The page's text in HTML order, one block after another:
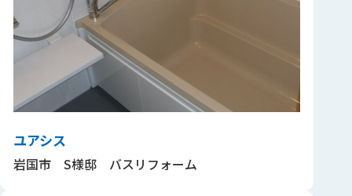
ユアシス
岩国市 S様邸 バスリフォーム